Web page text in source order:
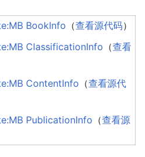
BookInfo （查看源代码）
ClassificationInfo （查看
ContentInfo （查看源代
PublicationInfo （查看源